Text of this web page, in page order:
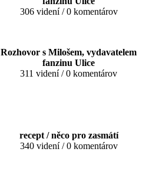
306 videní / 0 komentárov
Rozhovor s Milošem, vydavatelem
fanzinu Ulice
311 videní / 0 komentárov
recept / něco pro zasmátí
340 videní / 0 komentárov